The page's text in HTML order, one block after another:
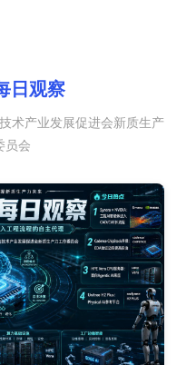
日观察
术产业发展促进会新质生产
员会